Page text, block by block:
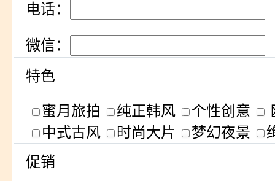
电话：
微信：
特色
蜜月旅拍 纯正韩风 个性创意
中式古风
时尚大片 梦幻夜景
促销